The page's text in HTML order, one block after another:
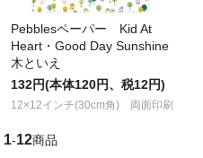
Pebblesペーパー Kid At
Heart・Good Day Sunshine
木といえ
132円(本体120円、税12円)
12×12インチ(30cm角) 両面印刷
1-12商品